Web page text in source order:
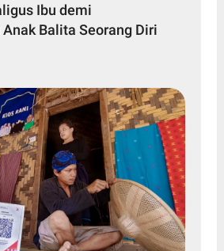
Ibu demi
Balita Seorang Diri